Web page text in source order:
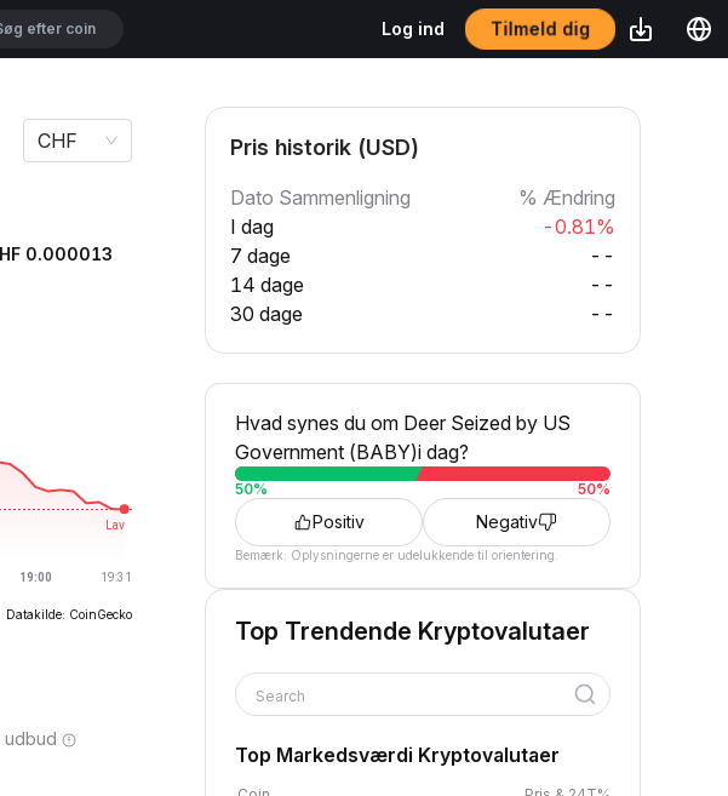
Log ind Tilmeld dig
CHF
0.000013
Datakilde: CoinGecko
udbud
Pris historik (USD)
Dato Sammenligning
% Ændring
I dag
-0.81%
7 dage
--
14 dage
--
30 dage
--
Hvad synes du om Deer Seized by US
Government (BABY)i dag?
50% 50%
Positiv Negativ
Bemærk: Oplysningerne er udelukkende til orientering.
Top Trendende Kryptovalutaer
Search
Top Markedsværdi Kryptovalutaer